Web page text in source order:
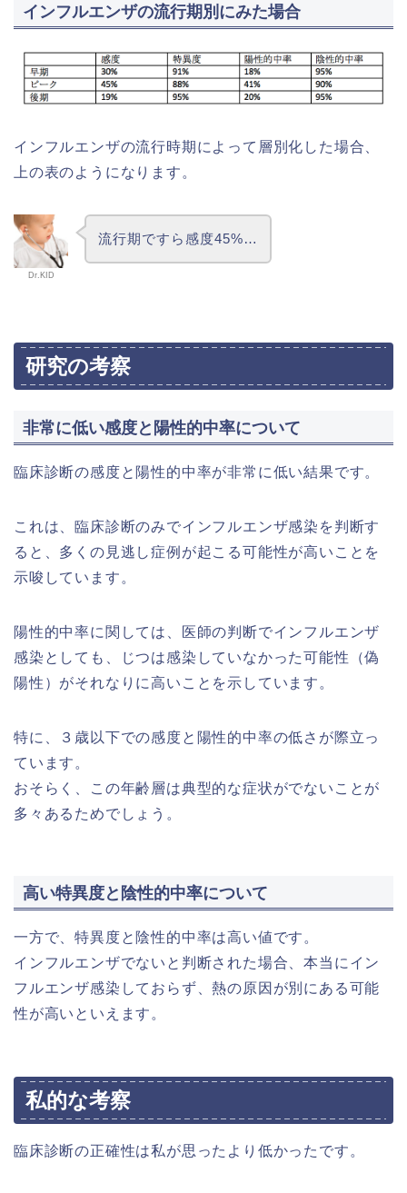
インフルエンザの流行期別にみた場合
インフルエンザの流行時期によって層別化した場合、
上の表のようになります。
Dr.KID
流行期ですら感度45%…
研究の考察
非常に低い感度と陽性的中率について
臨床診断の感度と陽性的中率が非常に低い結果です。
これは、臨床診断のみでインフルエンザ感染を判断す
ると、多くの見逃し症例が起こる可能性が高いことを
示唆しています。
陽性的中率に関しては、医師の判断でインフルエンザ
感染としても、じつは感染していなかった可能性（偽
陽性）がそれなりに高いことを示しています。
特に、３歳以下での感度と陽性的中率の低さが際立っ
ています。
おそらく、この年齢層は典型的な症状がでないことが
多々あるためでしょう。
高い特異度と陰性的中率について
一方で、特異度と陰性的中率は高い値です。
インフルエンザでないと判断された場合、本当にイン
フルエンザ感染しておらず、熱の原因が別にある可能
性が高いといえます。
私的な考察
臨床診断の正確性は私が思ったより低かったです。